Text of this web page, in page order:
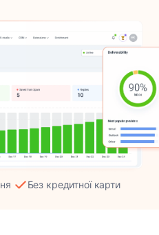
Без кредитної карти